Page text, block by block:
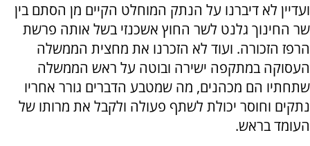
ועדיין לא דיברנו על הנתק המוחלט הקיים מן הסתם בין
שר החינוך גלנט לשר החוץ אשכנזי בשל אותה פרשת
הרפז הזכורה. ועוד לא הזכרנו את מחצית הממשלה
העסוקה במתקפה ישירה ובוטה על ראש הממשלה
שתחתיו הם מכהנים, מה שמטבע הדברים גורר אחריו
נתקים וחוסר יכולת לשתף פעולה ולקבל את מרותו של
העומד בראש.